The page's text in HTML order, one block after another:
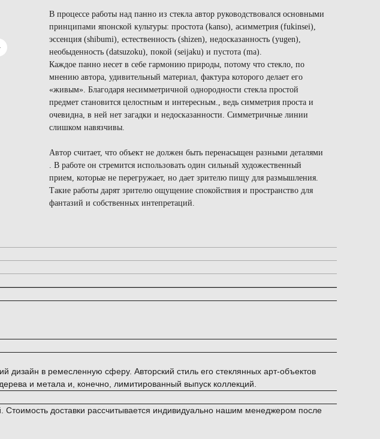
В процессе работы над панно из стекла автор руководствовался основными
принципами японской культуры: простота (kanso), асимметрия (fukinsei),
эссенция (shibumi), естественность (shizen), недосказанность (yugen),
необыденность (datsuzoku), покой (seijaku) и пустота (ma).
Каждое панно несет в себе гармонию природы, потому что стекло, по
мнению автора, удивительный материал, фактура которого делает его
«живым». Благодаря несимметричной однородности стекла простой
предмет становится целостным и интересным., ведь симметрия проста и
очевидна, в ней нет загадки и недосказанности. Симметричные линии
слишком навязчивы.
Автор считает, что объект не должен быть перенасыщен разными деталями
. В работе он стремится использовать один сильный художественный
прием, которые не перегружает, но дает зрителю пищу для размышления.
Такие работы дарят зрителю ощущение спокойствия и пространство для
фантазий и собственных интепретаций.
дизайн в ремесленную сферу. Авторский стиль его стеклянных арт-объектов
и метала и, конечно, лимитированный выпуск коллекций.
доставки рассчитывается индивидуально нашим менеджером после